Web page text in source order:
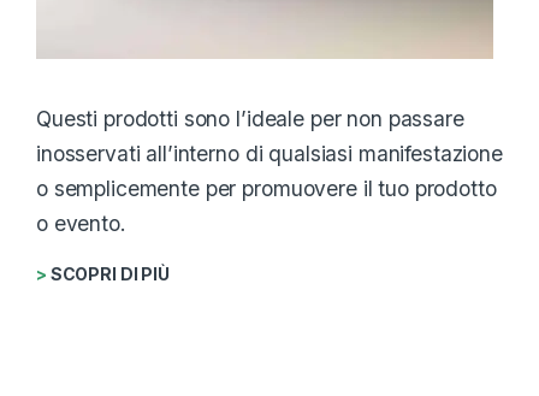
Questi prodotti sono l’ideale per non passare
inosservati all’interno di qualsiasi manifestazione
o semplicemente per promuovere il tuo prodotto
o evento.
> SCOPRI DI PIÙ